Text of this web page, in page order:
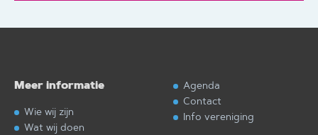
Meer informatie
Wie wij zijn
Wat wij doen
Agenda
Contact
Info vereniging